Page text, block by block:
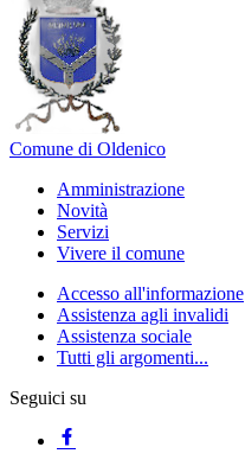
Comune di Oldenico
Amministrazione
Novità
Servizi
Vivere il comune
Accesso all'informazione
Assistenza agli invalidi
Assistenza sociale
Tutti gli argomenti...
Seguici su